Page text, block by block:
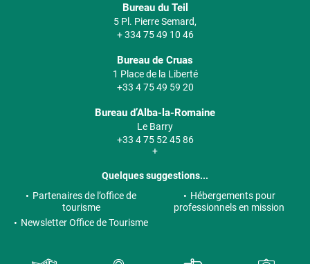
Bureau du Teil
5 Pl. Pierre Semard,
+ 334 75 49 10 46
Bureau de Cruas
1 Place de la Liberté
+33 4 75 49 59 20
Bureau d’Alba-la-Romaine
Le Barry
+33 4 75 52 45 86
+
Quelques suggestions...
Partenaires de l’office de
tourisme
Hébergements pour
professionnels en mission
Newsletter Office de Tourisme